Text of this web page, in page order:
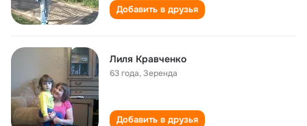
Добавить в друзья
Лиля Кравченко
63 года,Зеренда
Добавить в друзья